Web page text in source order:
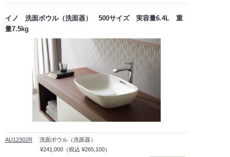
イノ 洗面ボウル（洗面器） 500サイズ 実容量6.4L 重
量7.5kg
AU12302R
洗面ボウル（洗面器）
¥241,000 （税込 ¥265,100）